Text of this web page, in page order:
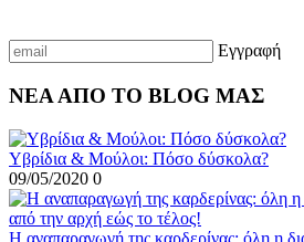
Εγγραφή
ΝΕΑ ΑΠΟ ΤΟ BLOG ΜΑΣ
Υβρίδια & Μούλοι: Πόσο δύσκολα?
09/05/2020 0
Η αναπαραγωγή της καρδερίνας: όλη η